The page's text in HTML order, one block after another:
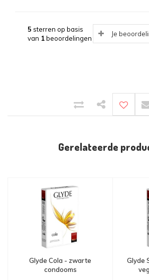
5 sterren op basis
van 1beoordelingen
Je
Gerelateerde
Glyde Cola - zwarte
condooms
Glyde